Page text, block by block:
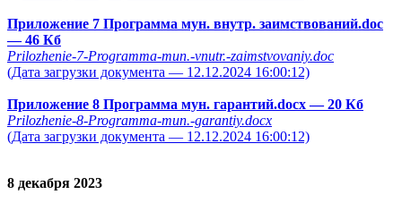
Приложение 7 Программа мун. внутр. заимствований.doc
— 46 Кб
Prilozhenie-7-Programma-mun.-vnutr.-zaimstvovaniy.doc
(Дата загрузки документа — 12.12.2024 16:00:12)
Приложение 8 Программа мун. гарантий.docx— 20 Кб
Prilozhenie-8-Programma-mun.-garantiy.docx
(Дата загрузки документа — 12.12.2024 16:00:12)
8 декабря 2023